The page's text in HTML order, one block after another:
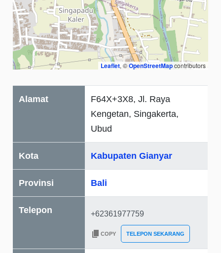
Leaflet, ©OpenStreetMapcontributors
Alamat
F64X+3X8, Jl. Raya
Kengetan, Singakerta,
Ubud
Kota Kabupaten Gianyar
Provinsi Bali
Telepon
COPY TELEPON SEKARANG